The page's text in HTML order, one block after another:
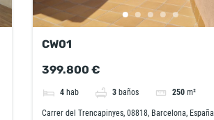
CW01
399.800 €
4 hab 3 baños 250 m²
Carrer del Trencapinyes, 08818, Barcelona, España